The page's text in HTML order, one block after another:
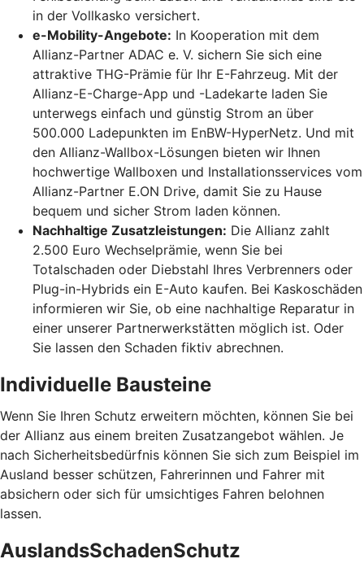
in der Vollkasko versichert.
e-Mobility-Angebote: In Kooperation mit dem
Allianz-Partner ADAC e. V. sichern Sie sich eine
attraktive THG-Prämie für Ihr E-Fahrzeug. Mit der
Allianz-E-Charge-App und -Ladekarte laden Sie
unterwegs einfach und günstig Strom an über
500.000 Ladepunkten im EnBW-HyperNetz. Und mit
den Allianz-Wallbox-Lösungen bieten wir Ihnen
hochwertige Wallboxen und Installationsservices vom
Allianz-Partner E.ON Drive, damit Sie zu Hause
bequem und sicher Strom laden können.
Nachhaltige Zusatzleistungen: Die Allianz zahlt
2.500 Euro Wechselprämie, wenn Sie bei
Totalschaden oder Diebstahl Ihres Verbrenners oder
Plug-in-Hybrids ein E-Auto kaufen. Bei Kaskoschäden
informieren wir Sie, ob eine nachhaltige Reparatur in
einer unserer Partnerwerkstätten möglich ist. Oder
Sie lassen den Schaden fiktiv abrechnen.
Individuelle Bausteine
Wenn Sie Ihren Schutz erweitern möchten, können Sie bei
der Allianz aus einem breiten Zusatzangebot wählen. Je
nach Sicherheitsbedürfnis können Sie sich zum Beispiel im
Ausland besser schützen, Fahrerinnen und Fahrer mit
absichern oder sich für umsichtiges Fahren belohnen
lassen.
AuslandsSchadenSchutz